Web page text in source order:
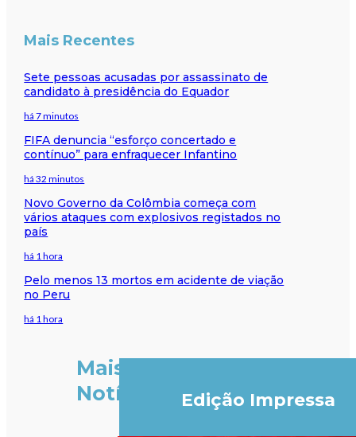
Mais Recentes
Sete pessoas acusadas por assassinato de
candidato à presidência do Equador
há 7 minutos
FIFA denuncia “esforço concertado e
contínuo” para enfraquecer Infantino
há 32 minutos
Novo Governo da Colômbia começa com
vários ataques com explosivos registados no
país
há 1 hora
Pelo menos 13 mortos em acidente de viação
no Peru
há 1 hora
Mais
Notícias
Edição Impressa